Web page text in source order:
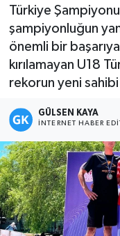
Türkiye
şampiyonluğun
önemli bir
kırılamayan U18
rekorun yeni
GÜLSEN KAYA
İNTERNET HABER
Mersin
Mersin Tarihi
Özel Haber
Politika
Resmi İlan
Sağlık
Spor